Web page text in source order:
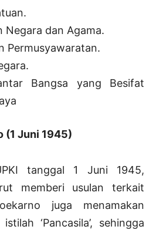
Negara dan Agama.
Permusyawaratan.
Bangsa yang Besifat
(1 Juni 1945)
tanggal 1 Juni 1945,
memberi usulan terkait
juga menamakan
‘Pancasila’, sehingga